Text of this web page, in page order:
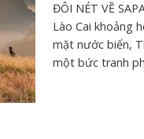
ĐÔI NÉT VỀ
Lào Cai khoảng
mặt nước biển,
một bức tranh